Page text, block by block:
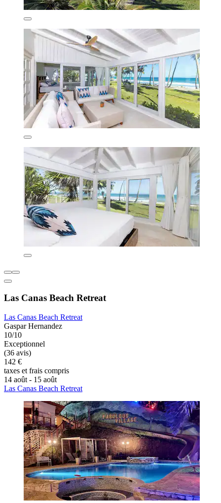
Las Canas Beach Retreat
Las Canas Beach Retreat
Gaspar Hernandez
10/10
Exceptionnel
(36 avis)
142 €
taxes et frais compris
14 août - 15 août
Las Canas Beach Retreat